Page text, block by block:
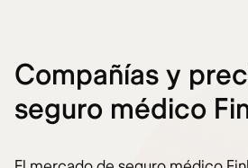
Compañías y
seguro médico